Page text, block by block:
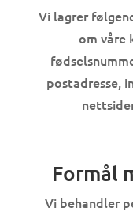
Vi lagrer
om våre
postadresse,
Formål
Vi behandler